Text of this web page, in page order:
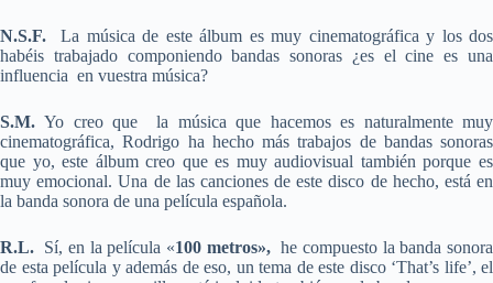
N.S.F. La música de este álbum es muy cinematográfica y los dos
habéis trabajado componiendo bandas sonoras ¿es el cine es una
influencia en vuestra música?
S.M. Yo creo que la música que hacemos es naturalmente muy
cinematográfica, Rodrigo ha hecho más trabajos de bandas sonoras
que yo, este álbum creo que es muy audiovisual también porque es
muy emocional. Una de las canciones de este disco de hecho, está en
la banda sonora de una película española.
R.L. Sí, en la película «100 metros», he compuesto la banda sonora
de esta película y además de eso, un tema de este disco ‘That’s life’, el